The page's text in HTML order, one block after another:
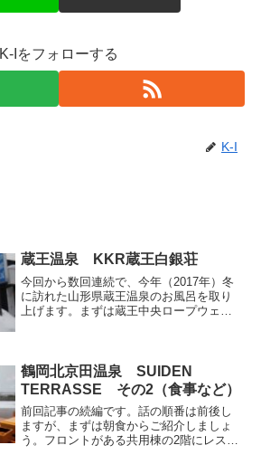
K-Iをフォローする
K-I
蔵王温泉 KKR蔵王白銀荘
今回から数回連続で、今年（2017年）冬
に訪れた山形県蔵王温泉のお風呂を取り
上げます。まずは蔵王中央ロープウェイ
興業、略称KKK）...
鶴岡北京田温泉 SUIDEN
TERRASSE その2（食事など）
前回記事の続編です。話の順番は前後し
ますが、まずは朝食からご紹介しましょ
う。フロントがある共用棟の2階にレスト